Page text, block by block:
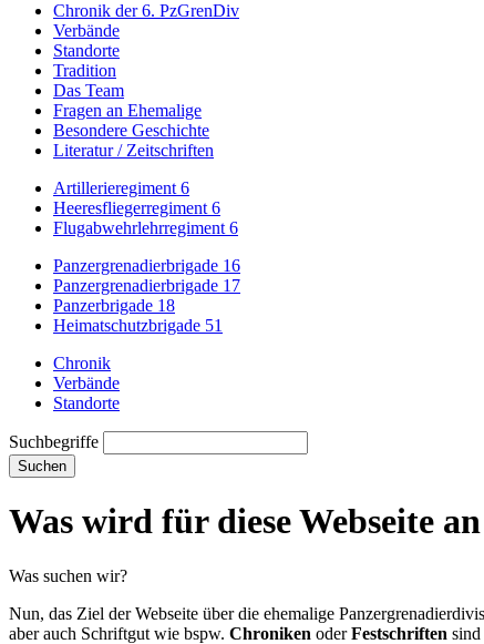
Chronik der 6. PzGrenDiv
Verbände
Standorte
Tradition
Das Team
Fragen an Ehemalige
Besondere Geschichte
Literatur / Zeitschriften
Artillerieregiment 6
Heeresfliegerregiment 6
Flugabwehrlehrregiment 6
Panzergrenadierbrigade 16
Panzergrenadierbrigade 17
Panzerbrigade 18
Heimatschutzbrigade 51
Chronik
Verbände
Standorte
Suchbegriffe
Suchen
Was wird für diese Webseite
Was suchen wir?
Nun, das Ziel der Webseite über die ehemalige
aber auch Schriftgut wie bspw. Chroniken oderFestschriften sind